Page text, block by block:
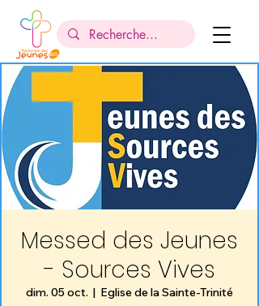
Messed des Jeunes
- Sources Vives
dim. 05 oct.
  |
Eglise de la Sainte-Trinité